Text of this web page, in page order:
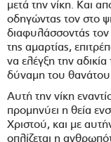
μετά την νίκη. Και
οδηγώντας τον στο
διαφυλάσσοντάς
της αμαρτίας,
να ελέγξη την
δύναμη του
Αυτή την νίκη
προμηνύει η θεία
Χριστού, και με
οπλίζεται η